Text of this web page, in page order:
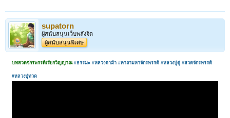
supatorn
ผู้สนับสนุนเว็บพลังจิต
ผู้สนับสนุนพิเศษ
บทสวดจักรพรรดิเรียกวิญญาณ#ธรรมะ #หลวงตาม้า #คาถามหาจักรพรรดิ #หลวงปู่ดู่ #สวดจักรพรรดิ
#หลวงปู่ทวด